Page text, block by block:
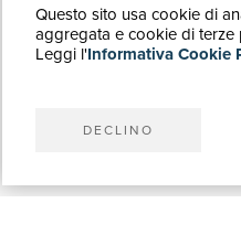
Questo sito usa cookie di
aggregata e cookie di terze
Leggi l'Informativa Cookie
DECLINO
Fatturazione
Carta del Docente /